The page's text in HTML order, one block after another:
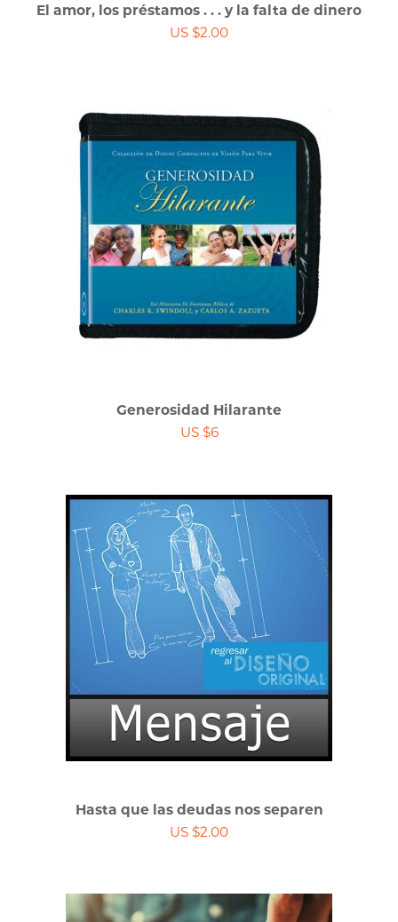
El amor, los préstamos . . . y la falta de dinero
US $2.00
Generosidad Hilarante
US $6
Hasta que las deudas nos separen
US $2.00